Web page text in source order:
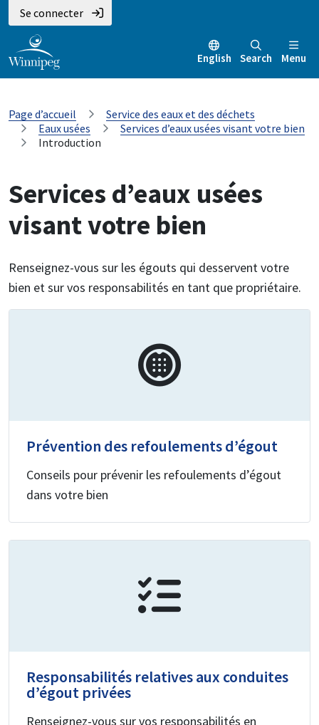
Se connecter
English Search Menu
Page d’accueil
Service des eaux et des déchets
Eaux usées
Services d’eaux usées visant votre bien
Introduction
Services d’eaux usées
visant votre bien
Renseignez-vous sur les égouts qui desservent votre
bien et sur vos responsabilités en tant que propriétaire.
Prévention des refoulements d’égout
Conseils pour prévenir les refoulements d’égout
dans votre bien
Responsabilités relatives aux conduites
d’égout privées
Renseignez-vous sur vos responsabilités en